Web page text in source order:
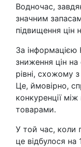
Водночас,
значним
підвищення цін
За інформацією
зниження цін
рівні, схожому
Це, ймовірно,
конкуренції
товарами.
У той час, коли
це відбулося на